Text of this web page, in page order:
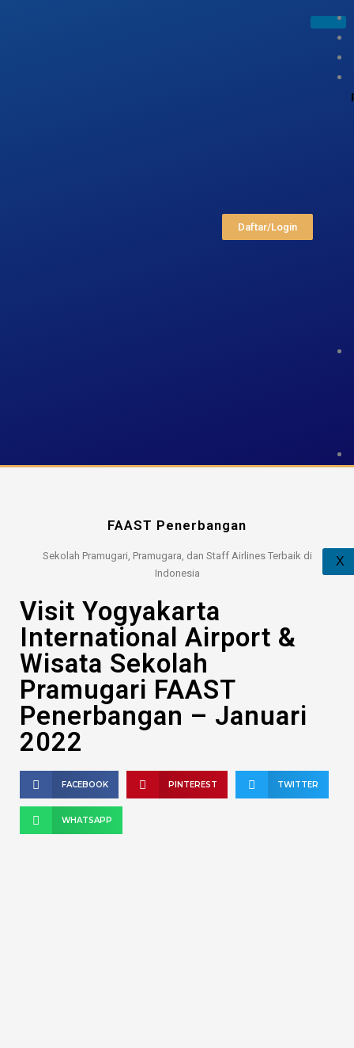
Daftar/Login
X
FAAST Penerbangan
Sekolah Pramugari, Pramugara, dan Staff Airlines Terbaik di
Indonesia
Visit Yogyakarta
International Airport &
Wisata Sekolah
Pramugari FAAST
Penerbangan – Januari
2022
FACEBOOK PINTEREST TWITTER
WHATSAPP